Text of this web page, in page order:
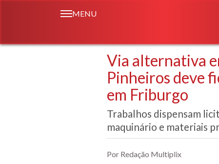
MENU
Via alternativa
Pinheiros deve
em Friburgo
Trabalhos dispensam
maquinário e materiais
Por Redação Multiplix